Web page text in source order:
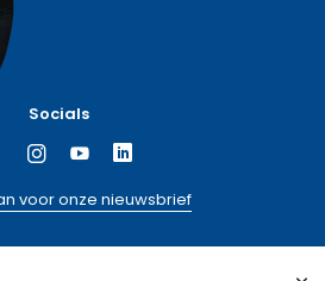
Socials
voor onze nieuwsbrief